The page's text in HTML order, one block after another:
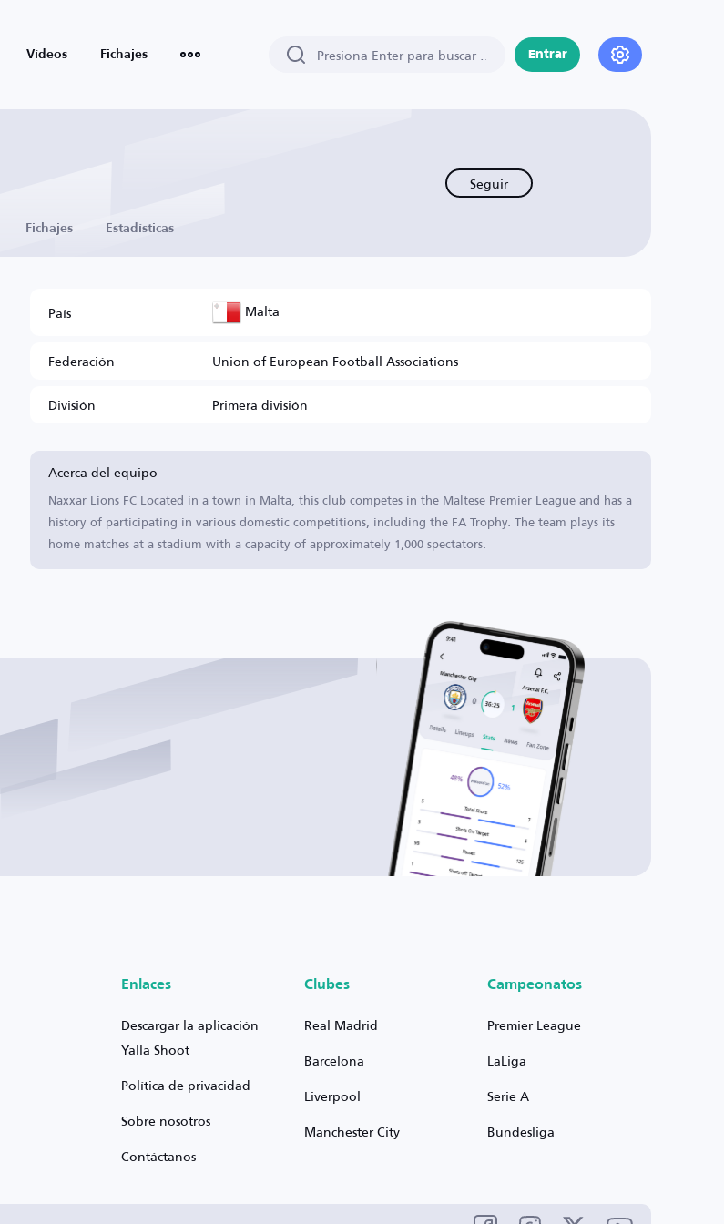
Vídeos Fichajes Entrar
Seguir
Fichajes Estadísticas
País Malta
Federación
Union of European Football Associations
División
Primera división
Acerca del equipo
Naxxar Lions FC Located in a town in Malta, this club competes in the Maltese Premier League and has a
history of participating in various domestic competitions, including the FA Trophy. The team plays its
home matches at a stadium with a capacity of approximately 1,000 spectators.
Enlaces
Descargar la aplicación
Yalla Shoot
Política de privacidad
Sobre nosotros
Contáctanos
Clubes
Real Madrid
Barcelona
Liverpool
Manchester City
Campeonatos
Premier League
LaLiga
Serie A
Bundesliga